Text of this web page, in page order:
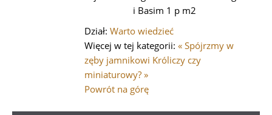
Dział: Warto wiedzieć
Więcej w tej kategorii: « Spójrzmy w
zęby jamnikowi Króliczy czy
miniaturowy? »
Powrót na górę